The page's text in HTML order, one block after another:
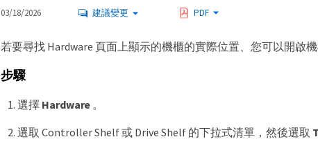
03/18/2026 建議變更 PDF
若要尋找 Hardware 頁面上顯示的機櫃的實際位置、您可以開啟機
步驟
選擇 Hardware 。
選取 Controller Shelf 或 Drive Shelf 的下拉式清單，然後選取